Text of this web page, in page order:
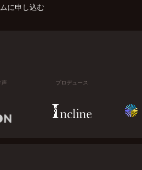
に申し込む
声 プロデュース